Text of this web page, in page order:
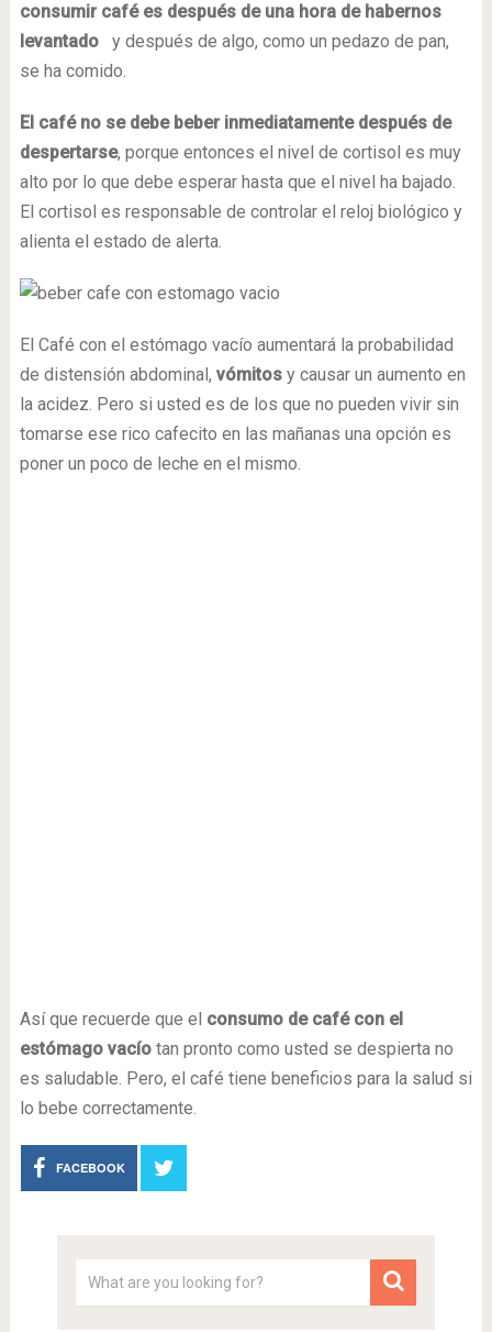
consumir café es después de una hora de habernos
levantadoy después de algo, como un pedazo de pan,
se ha comido.
El café no se debe beber inmediatamente después de
despertarse, porque entonces el nivel de cortisol es muy
alto por lo que debe esperar hasta que el nivel ha bajado.
El cortisol es responsable de controlar el reloj biológico y
alienta el estado de alerta.
El Café con el estómago vacío aumentará la probabilidad
de distensión abdominal, vómitosy causar un aumento en
la acidez. Pero si usted es de los que no pueden vivir sin
tomarse ese rico cafecito en las mañanas una opción es
poner un poco de leche en el mismo.
Así que recuerde que el consumo de café con el
estómago vacíotan pronto como usted se despierta no
es saludable. Pero, el café tiene beneficios para la salud si
lo bebe correctamente.
FACEBOOK